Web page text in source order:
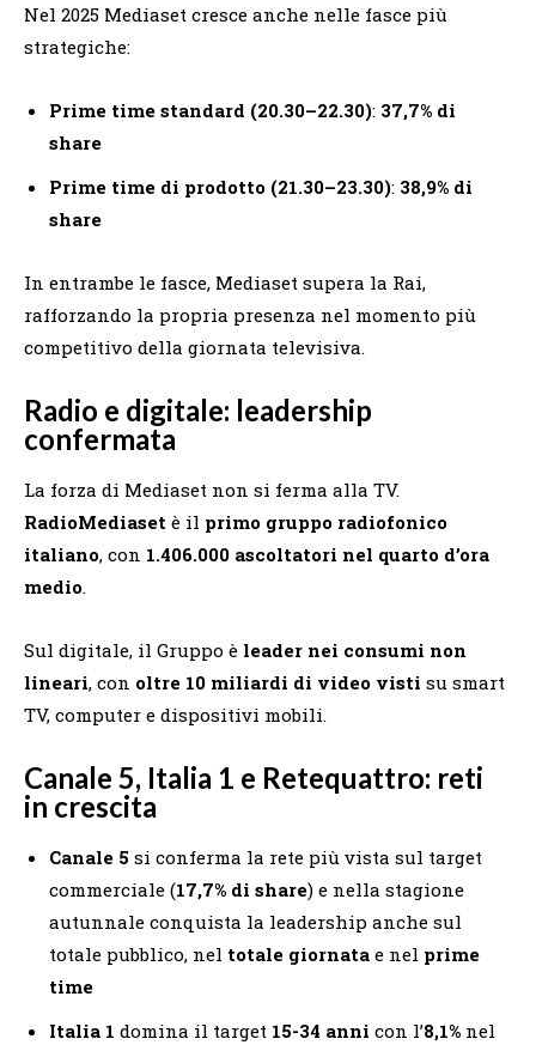
Nel 2025 Mediaset cresce anche nelle fasce più
strategiche:
Prime time standard (20.30–22.30): 37,7% di
share
Prime time di prodotto (21.30–23.30): 38,9% di
share
In entrambe le fasce, Mediaset supera la Rai,
rafforzando la propria presenza nel momento più
competitivo della giornata televisiva.
Radio e digitale: leadership
confermata
La forza di Mediaset non si ferma alla TV.
RadioMediaset è il primo gruppo radiofonico
italiano, con 1.406.000 ascoltatori nel quarto d’ora
medio.
Sul digitale, il Gruppo è leader nei consumi non
lineari, con oltre 10 miliardi di video visti su smart
TV, computer e dispositivi mobili.
Canale 5, Italia 1 e Retequattro: reti
in crescita
Canale 5 si conferma la rete più vista sul target
commerciale (17,7% di share) e nella stagione
autunnale conquista la leadership anche sul
totale pubblico, nel totale giornata e nel prime
time
Italia 1 domina il target 15-34 anni con l’8,1% nel